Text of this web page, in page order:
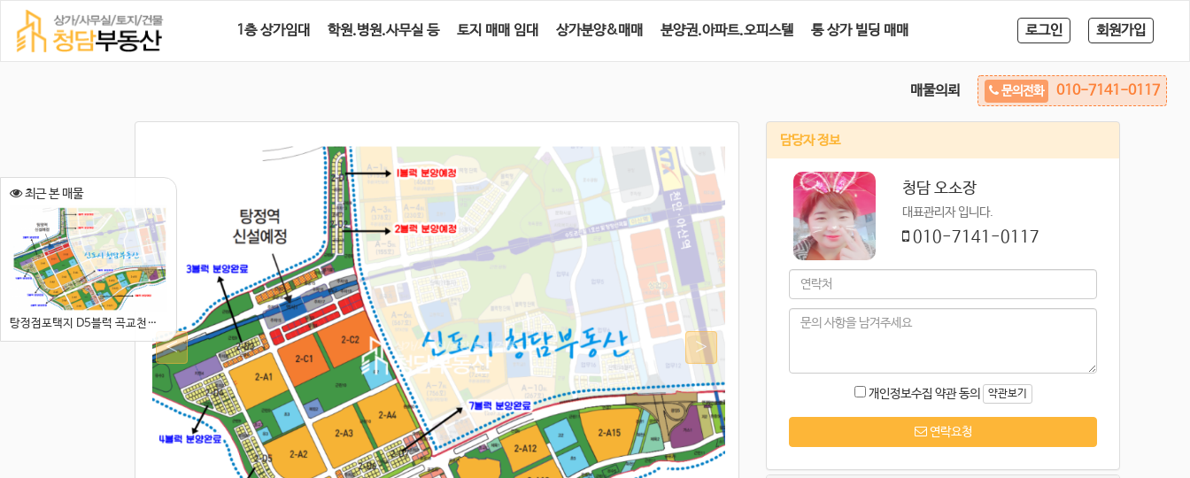
1층 상가임대 학원.병원.사무실 등 토지 매매 임대 상가분양&매매 분양권.아파트.오피스텔 통 상가 빌딩 매매 로그인 회원가입
문의전화 010-7141-0117
매물의뢰
담당자 정보
청담 오소장
대표관리자 입니다.
010-7141-0117
개인정보수집 약관 동의 약관보기
연락요청
최근 본 매물
탕정점포택지 D5블럭 곡교천라인 토지입니다